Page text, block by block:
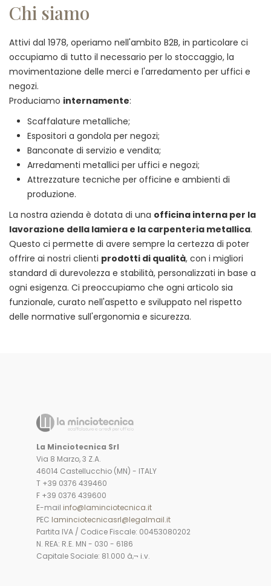
Chi siamo
Attivi dal 1978, operiamo nell'ambito B2B, in particolare ci
occupiamo di tutto il necessario per lo stoccaggio, la
movimentazione delle merci e l'arredamento per uffici e
negozi.
Produciamo internamente:
Scaffalature metalliche;
Espositori a gondola per negozi;
Banconate di servizio e vendita;
Arredamenti metallici per uffici e negozi;
Attrezzature tecniche per officine e ambienti di
produzione.
La nostra azienda è dotata di una officina interna per la
lavorazione della lamiera e la carpenteria metallica.
Questo ci permette di avere sempre la certezza di poter
offrire ai nostri clienti prodotti di qualità, con i migliori
standard di durevolezza e stabilità, personalizzati in base a
ogni esigenza. Ci preoccupiamo che ogni articolo sia
funzionale, curato nell'aspetto e sviluppato nel rispetto
delle normative sull'ergonomia e sicurezza.
La Minciotecnica Srl
Via 8 Marzo, 3 Z.A.
46014 Castellucchio (MN) - ITALY
T +39 0376 439460
F +39 0376 439600
E-mail info@laminciotecnica.it
PEC laminciotecnicasrl@legalmail.it
Partita IVA / Codice Fiscale: 00453080202
N. REA: R.E. MN - 030 - 6186
Capitale Sociale: 81.000 â‚¬ i.v.